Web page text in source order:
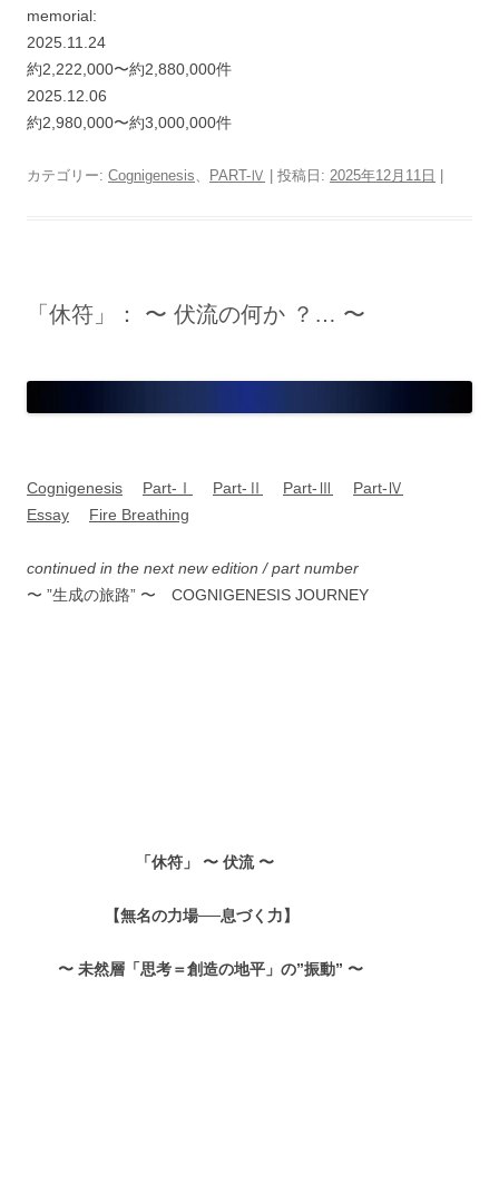
memorial:
2025.11.24
約2,222,000〜約2,880,000件
2025.12.06
約2,980,000〜約3,000,000件
カテゴリー: Cognigenesis、 PART-Ⅳ | 投稿日: 2025年12月11日
「休符」： 〜 伏流の何か ？… 〜
Cognigenesis Part-Ⅰ Part-Ⅱ Part-Ⅲ
Part-Ⅳ
Essay
Fire Breathing
continued in the next new edition / part number
〜 ”生成の旅路” 〜 COGNIGENESIS JOURNEY
「休符」 〜 伏流 〜
【無名の力場──息づく力】
〜 未然層「思考＝創造の地平」の”振動” 〜